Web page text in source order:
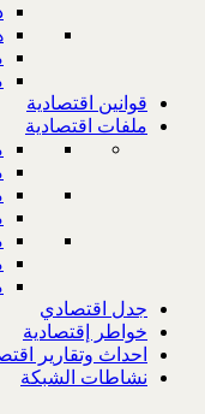
قوانين اقتصادية
ملفات اقتصادية
جدل اقتصادي
خواطر إقتصادية
احداث وتقارير
نشاطات الشبكة